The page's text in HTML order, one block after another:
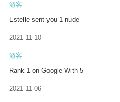
游客
Estelle sent you 1 nude
2021-11-10
游客
Rank 1 on Google With 5
2021-11-06